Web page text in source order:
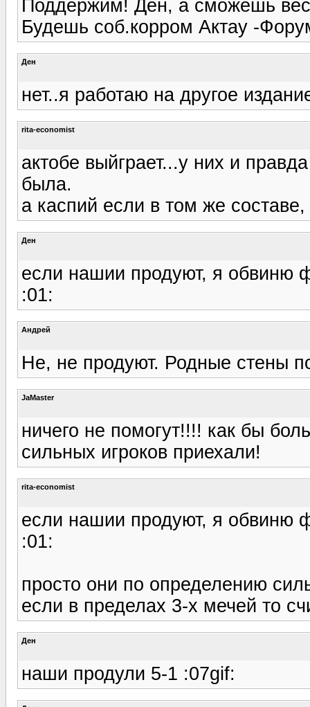
Поддержим! Ден, а сможешь
Будешь соб.корром Актау -
Ден
нет..я работаю на другое
rita-economist
актобе выйграет...у них и
была.
а каспий если в том же
Ден
если нашии продуют, я обвиню
:01:
Андрей
Не, не продуют. Родные стены
JaMaster
ничего не помогут!!!! как бы
сильных игроков приехали!
rita-economist
если нашии продуют, я обвиню
:01:
просто они по определению
если в пределах 3-х мечей то
Ден
наши продули 5-1 :07gif: